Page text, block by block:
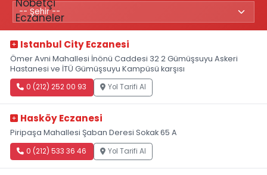
Istanbul City Eczanesi
Ömer Avni Mahallesi İnönü Caddesi 32 2 Gümüşsuyu Askeri
Hastanesi ve İTÜ Gümüşsuyu Kampüsü karşısı
0 (212) 252 00 93 Yol Tarifi Al
Hasköy Eczanesi
Piripaşa Mahallesi Şaban Deresi Sokak 65 A
0 (212) 533 36 46 Yol Tarifi Al